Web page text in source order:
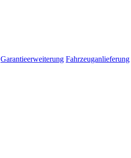
Garantieerweiterung Fahrzeuganlieferung